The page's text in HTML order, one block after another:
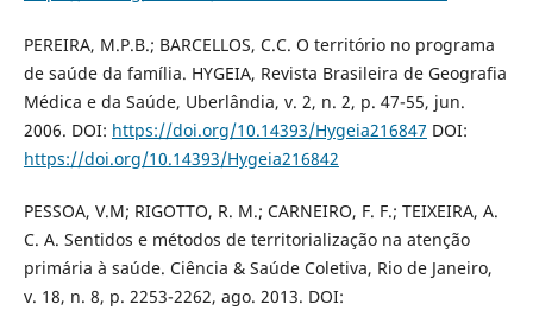
PEREIRA, M.P.B.; BARCELLOS, C.C. O território no programa
de saúde da família. HYGEIA, Revista Brasileira de Geografia
Médica e da Saúde, Uberlândia, v. 2, n. 2, p. 47-55, jun.
2006. DOI: https://doi.org/10.14393/Hygeia216847 DOI:
https://doi.org/10.14393/Hygeia216842
PESSOA, V.M; RIGOTTO, R. M.; CARNEIRO, F. F.; TEIXEIRA, A.
C. A. Sentidos e métodos de territorialização na atenção
primária à saúde. Ciência & Saúde Coletiva, Rio de Janeiro,
v. 18, n. 8, p. 2253-2262, ago. 2013. DOI: